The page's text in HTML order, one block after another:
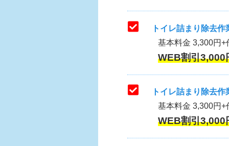
トイレ詰まり除去
基本料金 3,300円+
WEB割引
トイレ詰まり除去
基本料金 3,300円+
WEB割引